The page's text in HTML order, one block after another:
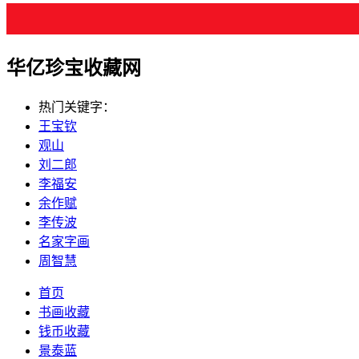
华亿珍宝收藏网
热门关键字：
王宝钦
观山
刘二郎
李福安
余作赋
李传波
名家字画
周智慧
首页
书画收藏
钱币收藏
景泰蓝